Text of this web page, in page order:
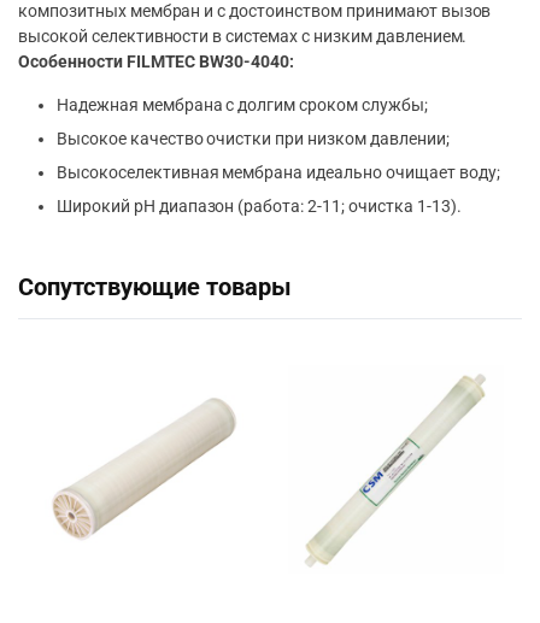
композитных мембран и с достоинством принимают вызов
высокой селективности в системах с низким давлением.
Особенности FILMTEC BW30-4040:
Надежная мембрана с долгим сроком службы;
Высокое качество очистки при низком давлении;
Высокоселективная мембрана идеально очищает воду;
Широкий pH диапазон (работа: 2-11; очистка 1-13).
Сопутствующие товары